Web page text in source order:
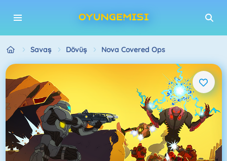
Savaş Dövüş Nova Covered Ops